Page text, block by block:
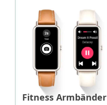
Fitness Armbänder